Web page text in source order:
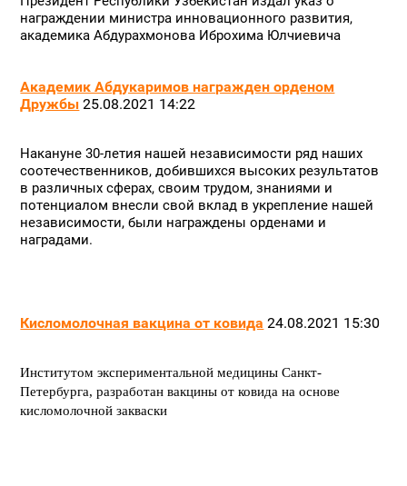
награждении министра инновационного развития,
академика Абдурахмонова Иброхима Юлчиевича
Академик Абдукаримов награжден орденом
Дружбы 25.08.2021 14:22
Накануне 30-летия нашей независимости ряд наших
соотечественников, добившихся высоких результатов
в различных сферах, своим трудом, знаниями и
потенциалом внесли свой вклад в укрепление нашей
независимости, были награждены орденами и
наградами.
Кисломолочная вакцина от ковида 24.08.2021 15:30
Институтом экспериментальной медицины Санкт-
Петербурга, разработан вакцины от ковида на основе
кисломолочной закваски